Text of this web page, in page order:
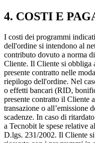
4. COSTI E
I costi dei programmi
dell'ordine si intendono al
contributo dovuto a norma
Cliente. Il Cliente si obbliga
presente contratto nelle
riepilogo dell'ordine. Nel
o effetti bancari (RID,
presente contratto il Cliente
transazione o all’emissione
scadenze. In caso di
a Tecnobit le spese relative
D.lgs. 231/2002. Il Cliente